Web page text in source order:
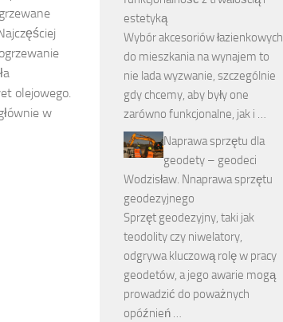
olejowego.
w
estetyką
Wybór akcesoriów łazienkowych
do mieszkania na wynajem to
nie lada wyzwanie, szczególnie
gdy chcemy, aby były one
zarówno funkcjonalne, jak i …
Naprawa sprzętu dla
geodety – geodeci
Wodzisław. Nnaprawa sprzętu
geodezyjnego
Sprzęt geodezyjny, taki jak
teodolity czy niwelatory,
odgrywa kluczową rolę w pracy
geodetów, a jego awarie mogą
prowadzić do poważnych
opóźnień …